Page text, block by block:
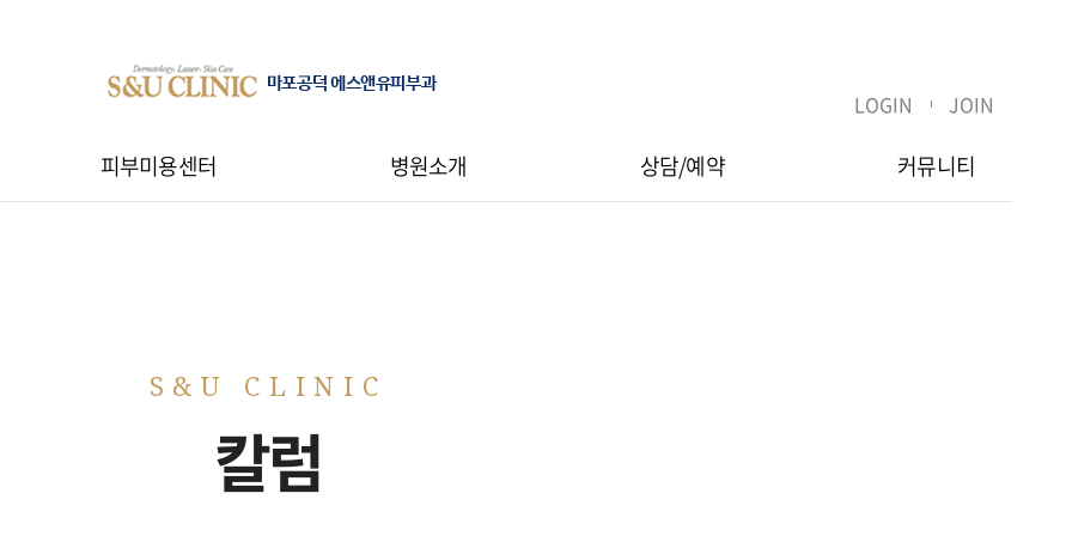
마포공덕 에스앤유피부과
LOGIN JOIN
피부미용센터 병원소개 상담/예약 커뮤니티
칼럼